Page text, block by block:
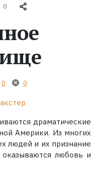
0
0 0
драматические
Америки. Из многих
людей и их признание
любовь и